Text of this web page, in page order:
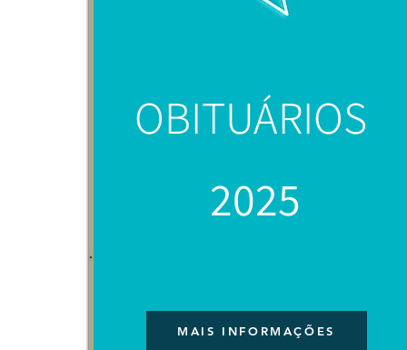
OBITUÁRIOS
2025
MAIS INFORMAÇÕES